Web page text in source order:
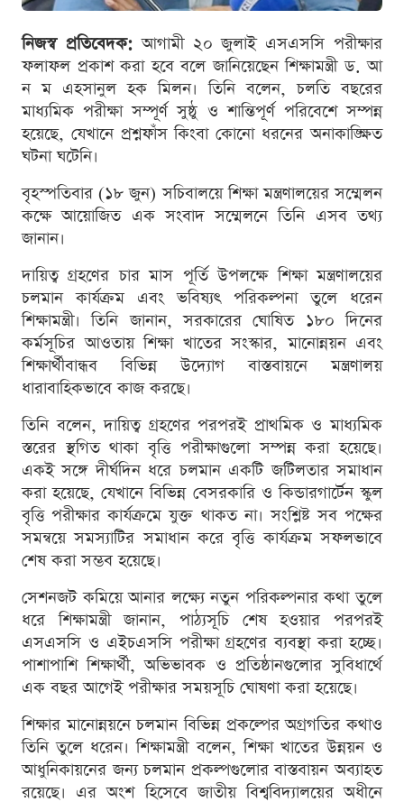
নিজস্ব প্রতিবেদক:আগামী ২০ জুলাই এসএসসি পরীক্ষার
ফলাফল প্রকাশ করা হবে বলে জানিয়েছেন শিক্ষামন্ত্রী ড. আ
ন ম এহসানুল হক মিলন। তিনি বলেন, চলতি বছরের
মাধ্যমিক পরীক্ষা সম্পূর্ণ সুষ্ঠু ও শান্তিপূর্ণ পরিবেশে সম্পন্ন
হয়েছে, যেখানে প্রশ্নফাঁস কিংবা কোনো ধরনের অনাকাঙ্ক্ষিত
ঘটনা ঘটেনি।
বৃহস্পতিবার (১৮ জুন) সচিবালয়ে শিক্ষা মন্ত্রণালয়ের সম্মেলন
কক্ষে আয়োজিত এক সংবাদ সম্মেলনে তিনি এসব তথ্য
জানান।
দায়িত্ব গ্রহণের চার মাস পূর্তি উপলক্ষে শিক্ষা মন্ত্রণালয়ের
চলমান কার্যক্রম এবং ভবিষ্যৎ পরিকল্পনা তুলে ধরেন
শিক্ষামন্ত্রী। তিনি জানান, সরকারের ঘোষিত ১৮০ দিনের
কর্মসূচির আওতায় শিক্ষা খাতের সংস্কার, মানোন্নয়ন এবং
শিক্ষার্থীবান্ধব বিভিন্ন উদ্যোগ বাস্তবায়নে মন্ত্রণালয়
ধারাবাহিকভাবে কাজ করছে।
তিনি বলেন, দায়িত্ব গ্রহণের পরপরই প্রাথমিক ও মাধ্যমিক
স্তরের স্থগিত থাকা বৃত্তি পরীক্ষাগুলো সম্পন্ন করা হয়েছে।
একই সঙ্গে দীর্ঘদিন ধরে চলমান একটি জটিলতার সমাধান
করা হয়েছে, যেখানে বিভিন্ন বেসরকারি ও কিন্ডারগার্টেন স্কুল
বৃত্তি পরীক্ষার কার্যক্রমে যুক্ত থাকত না। সংশ্লিষ্ট সব পক্ষের
সমন্বয়ে সমস্যাটির সমাধান করে বৃত্তি কার্যক্রম সফলভাবে
শেষ করা সম্ভব হয়েছে।
সেশনজট কমিয়ে আনার লক্ষ্যে নতুন পরিকল্পনার কথা তুলে
ধরে শিক্ষামন্ত্রী জানান, পাঠ্যসূচি শেষ হওয়ার পরপরই
এসএসসি ও এইচএসসি পরীক্ষা গ্রহণের ব্যবস্থা করা হচ্ছে।
পাশাপাশি শিক্ষার্থী, অভিভাবক ও প্রতিষ্ঠানগুলোর সুবিধার্থে
এক বছর আগেই পরীক্ষার সময়সূচি ঘোষণা করা হয়েছে।
শিক্ষার মানোন্নয়নে চলমান বিভিন্ন প্রকল্পের অগ্রগতির কথাও
তিনি তুলে ধরেন। শিক্ষামন্ত্রী বলেন, শিক্ষা খাতের উন্নয়ন ও
আধুনিকায়নের জন্য চলমান প্রকল্পগুলোর বাস্তবায়ন অব্যাহত
রয়েছে। এর অংশ হিসেবে জাতীয় বিশ্ববিদ্যালয়ের অধীনে